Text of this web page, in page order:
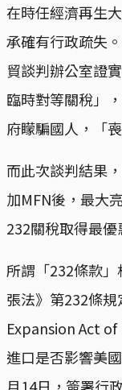
在時任經濟再生
承確有行政疏失
貿談判辦公室證
臨時對等關稅」
府矇騙國人，「
而此次談判結果
加MFN後，最大
232關稅取得最優
所謂「232條款
張法》第232條
Expansion Act of
進口是否影響美
月14日，簽署行